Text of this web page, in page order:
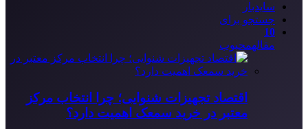
سایدبار
جستجو برای
10
مقالهمحبوب
اقتصاد تجهیزات شنوایی؛ چرا انتخاب مرکز
معتبر در خرید سمعک اهمیت دارد؟